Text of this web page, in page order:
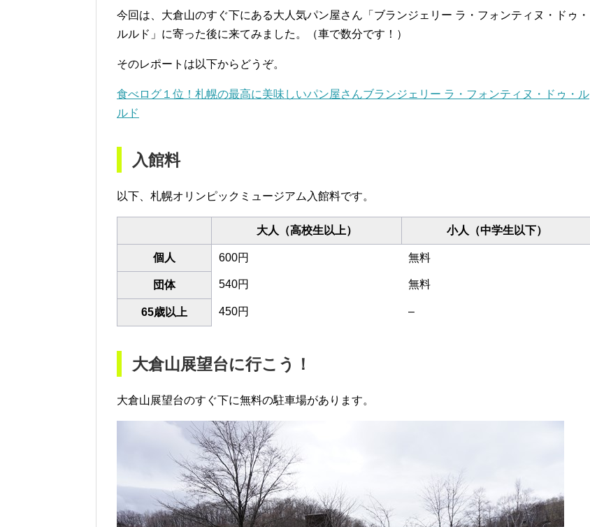
今回は、大倉山のすぐ下にある大人気パン屋さん「ブランジェリー ラ・フォンティヌ・ドゥ・
ルルド」に寄った後に来てみました。（車で数分です！）
そのレポートは以下からどうぞ。
食べログ１位！札幌の最高に美味しいパン屋さんブランジェリー ラ・フォンティヌ・ドゥ・ル
ルド
入館料
以下、札幌オリンピックミュージアム入館料です。
大人（高校生以上） 小人（中学生以下）
個人 600円 無料
団体 540円 無料
65歳以上 450円 –
大倉山展望台に行こう！
大倉山展望台のすぐ下に無料の駐車場があります。